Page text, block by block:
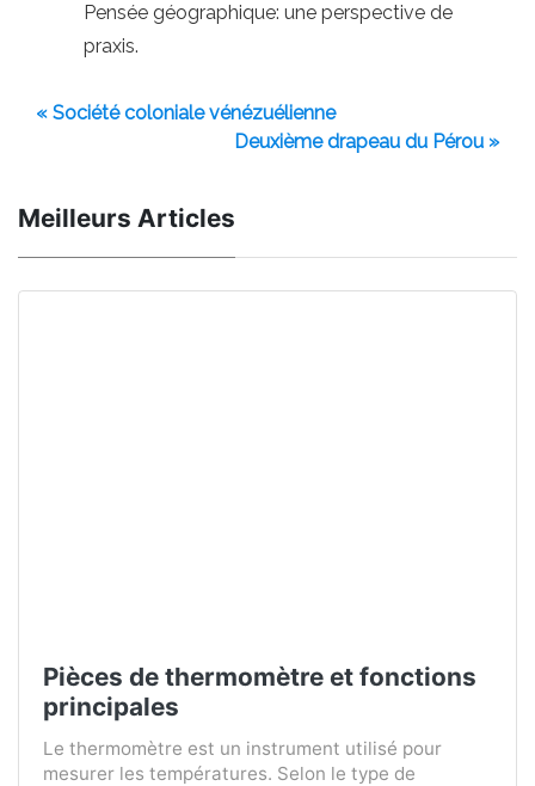
Pensée géographique: une perspective de
praxis.
« Société coloniale vénézuélienne
Deuxième drapeau du Pérou »
Meilleurs Articles
Pièces de thermomètre et fonctions
principales
Le thermomètre est un instrument utilisé pour
mesurer les températures. Selon le type de